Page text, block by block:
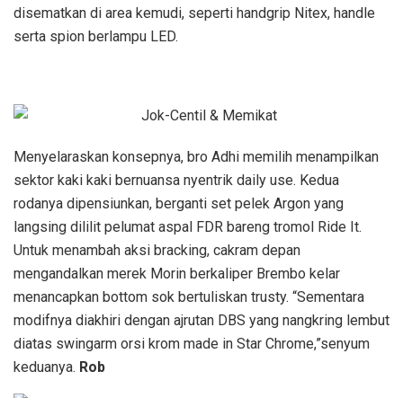
disematkan di area kemudi, seperti handgrip Nitex, handle
serta spion berlampu LED.
Menyelaraskan konsepnya, bro Adhi memilih menampilkan
sektor kaki kaki bernuansa nyentrik daily use. Kedua
rodanya dipensiunkan, berganti set pelek Argon yang
langsing dililit pelumat aspal FDR bareng tromol Ride It.
Untuk menambah aksi bracking, cakram depan
mengandalkan merek Morin berkaliper Brembo kelar
menancapkan bottom sok bertuliskan trusty. “Sementara
modifnya diakhiri dengan ajrutan DBS yang nangkring lembut
diatas swingarm orsi krom made in Star Chrome,”senyum
keduanya. Rob